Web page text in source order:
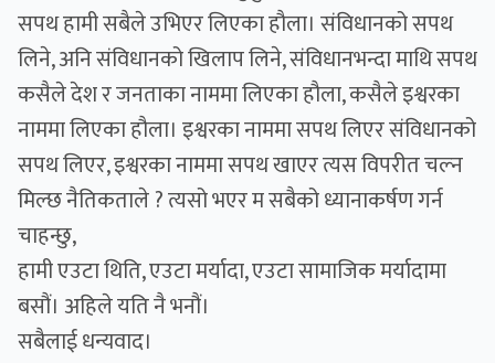
सपथ हामी सबैले उभिएर लिएका हौला। संविधानको सपथ
लिने, अनि संविधानको खिलाप लिने, संविधानभन्दा माथि सपथ
कसैले देश र जनताका नाममा लिएका हौला, कसैले इश्वरका
नाममा लिएका हौला। इश्वरका नाममा सपथ लिएर संविधानको
सपथ लिएर, इश्वरका नाममा सपथ खाएर त्यस विपरीत चल्न
मिल्छ नैतिकताले ? त्यसो भएर म सबैको ध्यानाकर्षण गर्न
चाहन्छु,
हामी एउटा थिति, एउटा मर्यादा, एउटा सामाजिक मर्यादामा
बसौं। अहिले यति नै भनौं।
सबैलाई धन्यवाद।